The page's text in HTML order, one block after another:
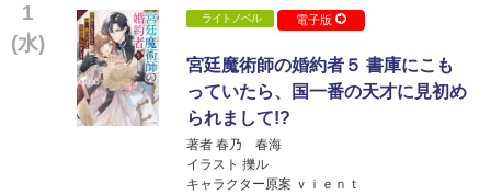
1
(水)
ライトノベル 電子版
宮廷魔術師の婚約者５ 書庫にこも
っていたら、国一番の天才に見初め
られまして!?
著者 春乃 春海
イラスト 擽ル
キャラクター原案 ｖｉｅｎｔ